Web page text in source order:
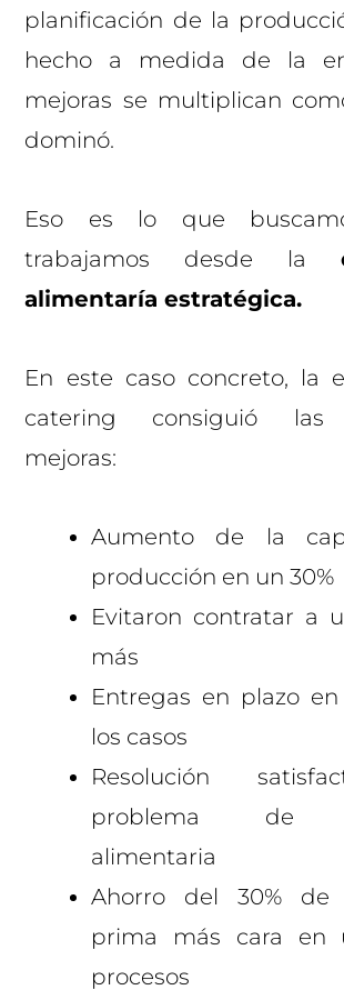
planificación de la
hecho a medida de la
mejoras se multiplican
dominó.
Eso es lo que
trabajamos desde la
alimentaría estratégica.
En este caso concreto, la
catering consiguió las
mejoras:
Aumento de la
producción en un 30%
Evitaron contratar a
más
Entregas en plazo en
los casos
Resolución
problema de
alimentaria
Ahorro del 30% de
prima más cara en
procesos